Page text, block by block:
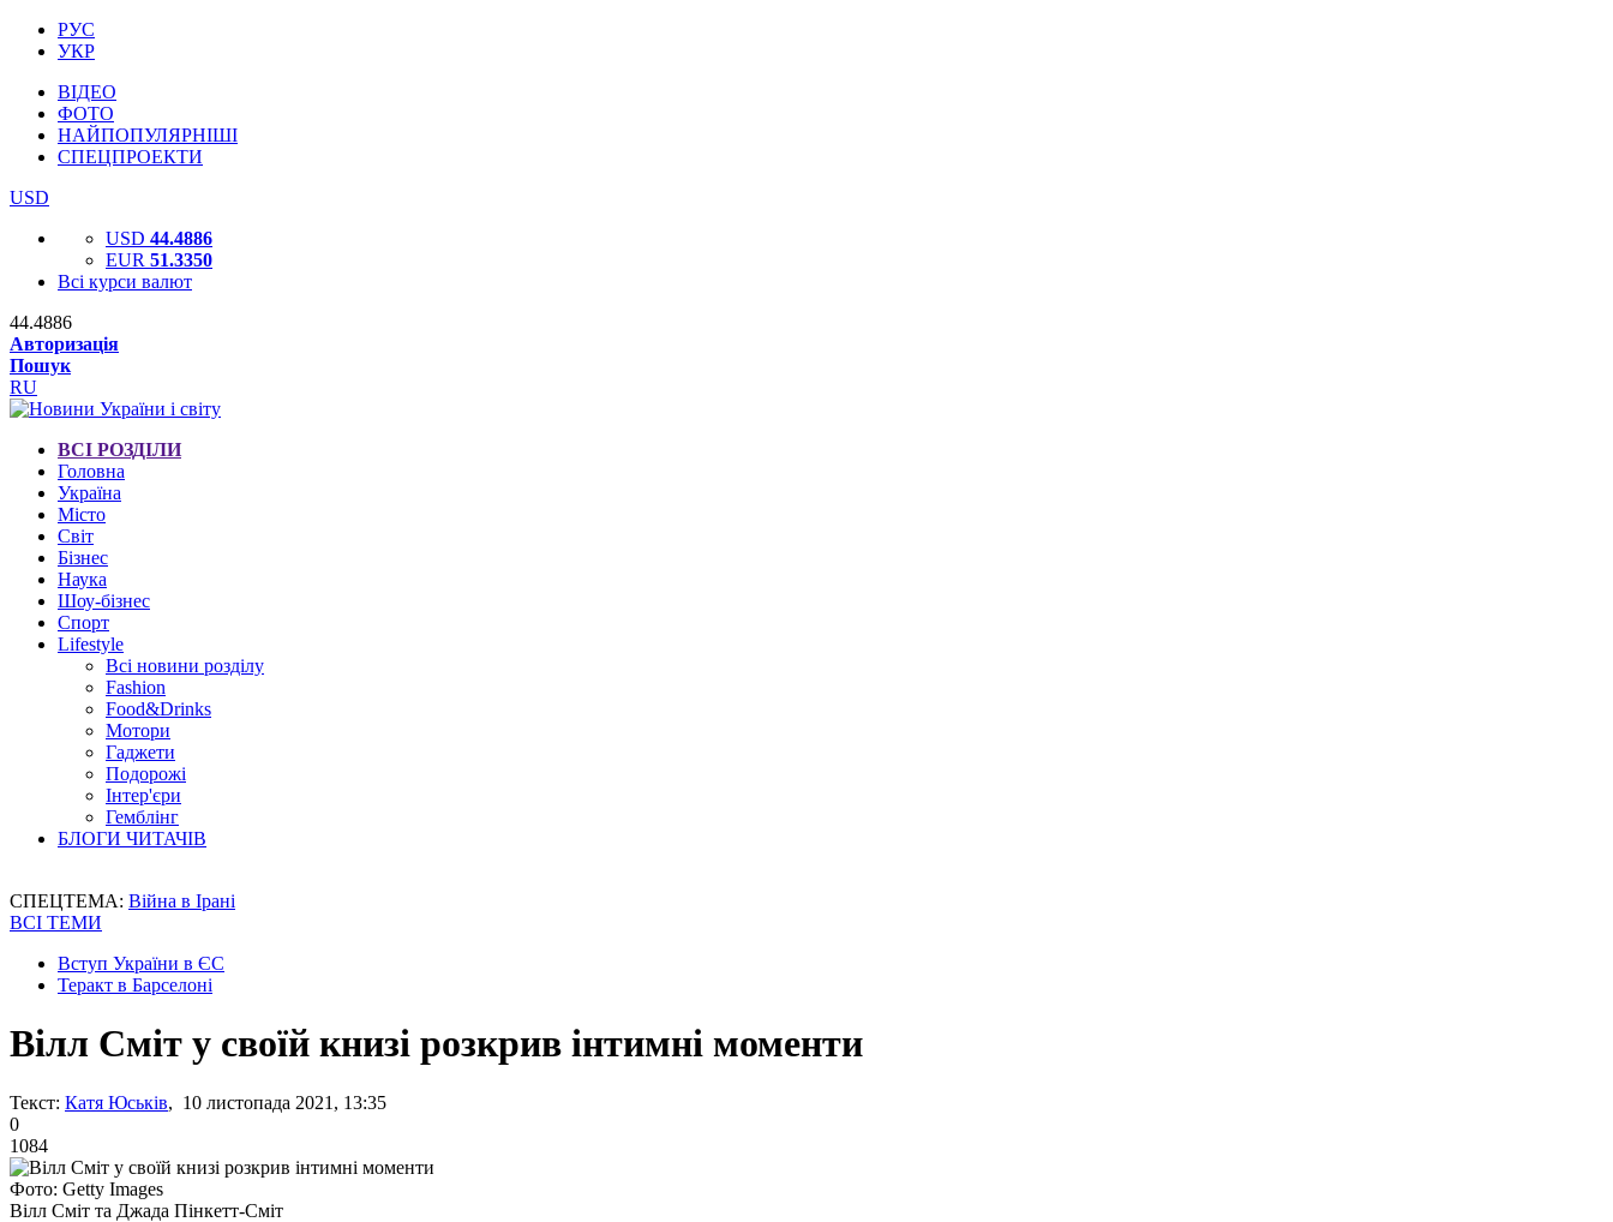
РУС
УКР
ВІДЕО
ФОТО
НАЙПОПУЛЯРНІШІ
СПЕЦПРОЕКТИ
USD
USD 44.4886
EUR 51.3350
Всі курси валют
44.4886
Авторизація
Пошук
RU
ВСІ РОЗДІЛИ
Головна
Україна
Місто
Світ
Бізнес
Наука
Шоу-бізнес
Спорт
Lifestyle
Всі новини розділу
Fashion
Food&Drinks
Мотори
Гаджети
Подорожі
Інтер'єри
Гемблінг
БЛОГИ ЧИТАЧІВ
СПЕЦТЕМА: Війна в Ірані
ВСІ ТЕМИ
Вступ України в ЄС
Теракт в Барселоні
Вілл Сміт у своїй книзі розкрив інтимні моменти
Текст: Катя Юськів, 10 листопада 2021, 13:35
0
1084
Фото: Getty Images
Вілл Сміт та Джада Пінкетт-Сміт